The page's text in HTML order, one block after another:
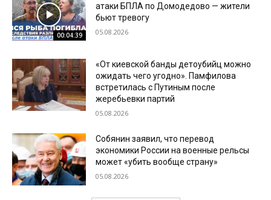
00:04:39
атаки БПЛА по Домодедово — жители
бьют тревогу
05.08.2026
«От киевской банды детоубийц можно
ожидать чего угодно». Памфилова
встретилась с Путиным после
жеребьевки партий
05.08.2026
Собянин заявил, что перевод
экономики России на военные рельсы
может «убить вообще страну»
05.08.2026